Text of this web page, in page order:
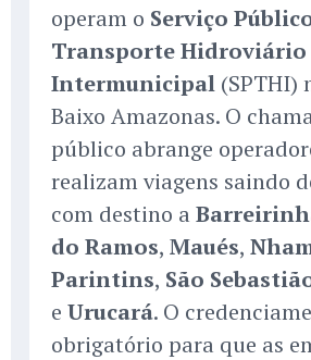
operam o Serviço
Transporte Hidroviário
Intermunicipal (SPTHI)
Baixo Amazonas. O
público abrange
realizam viagens saindo
com destino a
do Ramos, Maués,
Parintins, São
e Urucará. O
obrigatório para que as